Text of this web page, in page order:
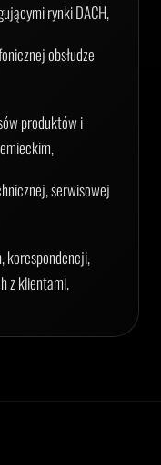
rynki DACH,
obsłudze
produktów i
serwisowej
korespondencji,
z klientami.